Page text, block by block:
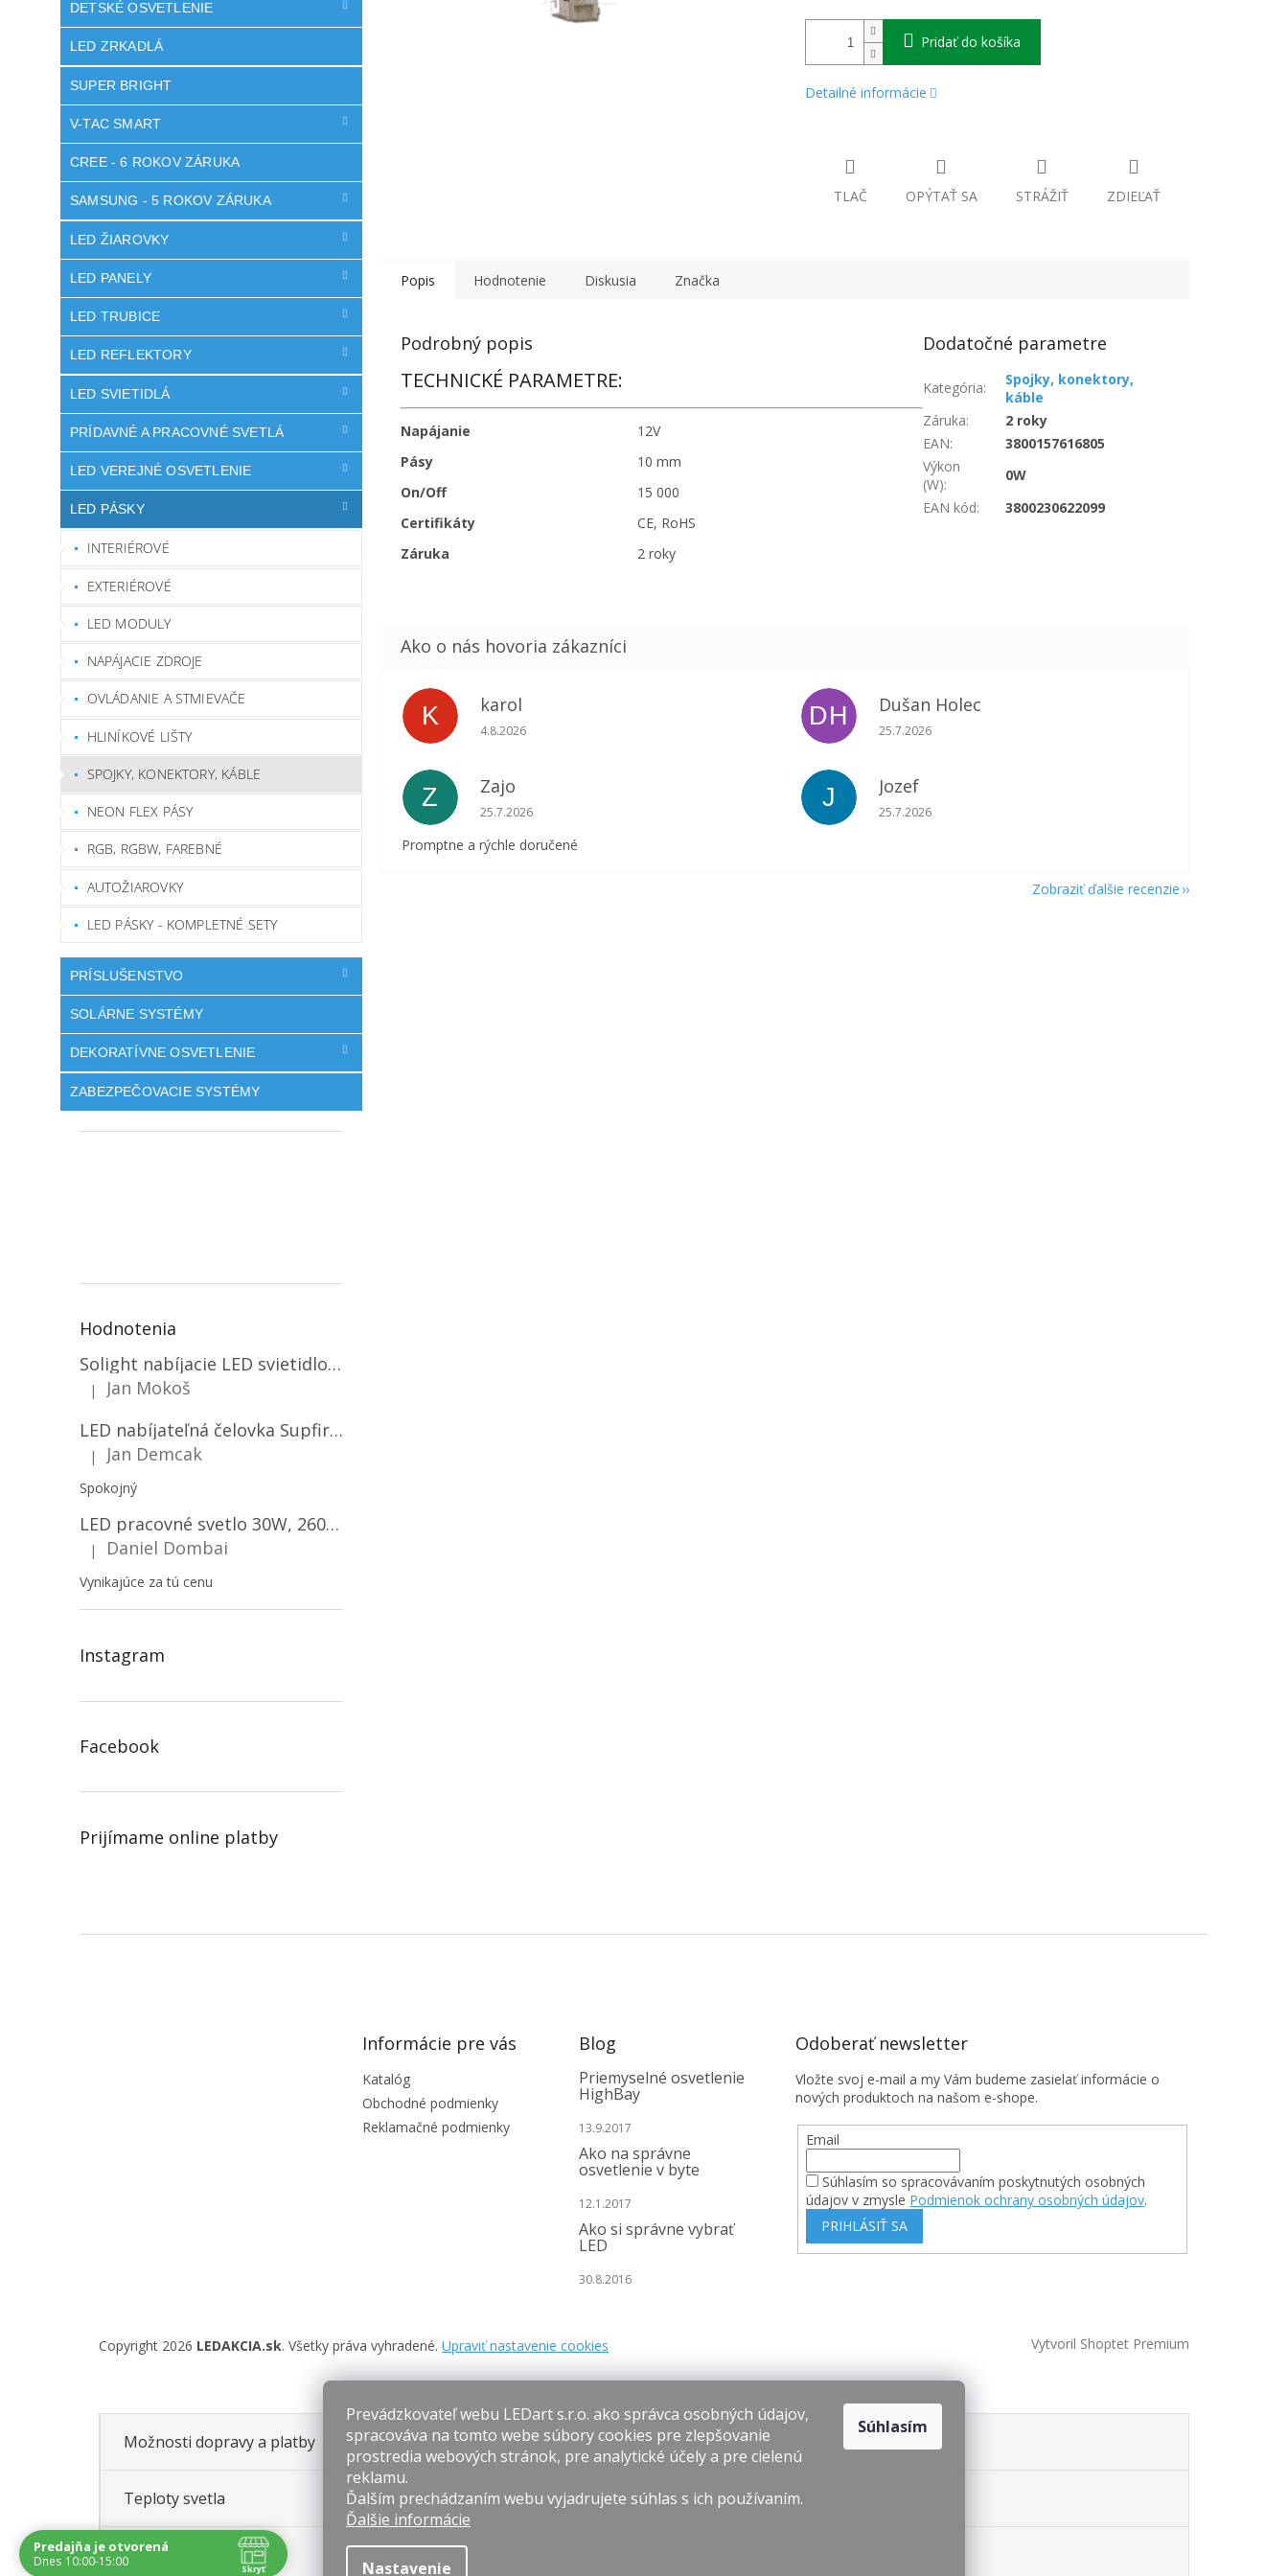
Prevádzkovateľ webu LEDart s.r.o. ako správca osobných údajov,
spracováva na tomto webe súbory cookies pre zlepšovanie
prostredia webových stránok, pre analytické účely a pre cielenú
reklamu.
Ďalším prechádzaním webu vyjadrujete súhlas s ich používaním.
Ďalšie informácie
Nastavenie
Súhlasím
DETSKÉ OSVETLENIE
LED ZRKADLÁ
SUPER BRIGHT
V-TAC SMART
CREE - 6 ROKOV ZÁRUKA
SAMSUNG - 5 ROKOV ZÁRUKA
LED ŽIAROVKY
LED PANELY
LED TRUBICE
LED REFLEKTORY
LED SVIETIDLÁ
PRÍDAVNÉ A PRACOVNÉ SVETLÁ
LED VEREJNÉ OSVETLENIE
LED PÁSKY
INTERIÉROVÉ
EXTERIÉROVÉ
LED MODULY
NAPÁJACIE ZDROJE
OVLÁDANIE A STMIEVAČE
HLINÍKOVÉ LIŠTY
SPOJKY, KONEKTORY, KÁBLE
NEON FLEX PÁSY
RGB, RGBW, FAREBNÉ
AUTOŽIAROVKY
LED PÁSKY - KOMPLETNÉ SETY
PRÍSLUŠENSTVO
SOLÁRNE SYSTÉMY
DEKORATÍVNE OSVETLENIE
ZABEZPEČOVACIE SYSTÉMY
Hodnotenia
Solight nabíjacie LED svietidlo, 600lm, 2200mAh Li-Ion, USB nabíjanie [WN22]
Hodnotenie produktu je 5 z 5 hviezdičiek.
|
Jan Mokoš
LED nabíjateľná čelovka Supfire HL06, 3 módy + SOS + senzor, nabíjanie cez Micro-USB, 5W, 500lm, 300m
Hodnotenie produktu je 5 z 5 hviezdičiek.
| Jan Demcak
Spokojný
LED pracovné svetlo 30W, 2600LM, 12V/24V, IP67/2-PACK! [LB0087]
Hodnotenie produktu je 5 z 5 hviezdičiek.
| Daniel Dombai
Vynikajúce za tú cenu
Instagram
Facebook
Prijímame online platby
Pridať do košíka
Detailné informácie
TLAČ OPÝTAŤ SA STRÁŽIŤ ZDIEĽAŤ
Popis Hodnotenie Diskusia Značka
Podrobný popis
TECHNICKÉ PARAMETRE:
Napájanie
12V
Pásy
10 mm
On/Off
15 000
Certifikáty
CE, RoHS
Záruka
2 roky
Dodatočné parametre
Kategória:
Spojky, konektory,
káble
Záruka:
2 roky
EAN:
3800157616805
Výkon
(W):
0W
EAN kód: 3800230622099
K karol
Hodnotenie obchodu je 5 z 5 hviezdičiek.
4.8.2026
DH Dušan Holec
Hodnotenie obchodu je 5 z 5 hviezdičiek.
25.7.2026
Z Zajo
Hodnotenie obchodu je 5 z 5 hviezdičiek.
25.7.2026
Promptne a rýchle doručené
J Jozef
Hodnotenie obchodu je 5 z 5 hviezdičiek.
25.7.2026
Zobraziť ďalšie recenzie
Informácie pre vás
Katalóg
Obchodné podmienky
Reklamačné podmienky
Blog
Priemyselné osvetlenie
HighBay
13.9.2017
Ako na správne
osvetlenie v byte
12.1.2017
Ako si správne vybrať
LED
30.8.2016
Odoberať newsletter
Vložte svoj e-mail a my Vám budeme zasielať informácie o
nových produktoch na našom e-shope.
Email
Súhlasím so spracovávaním poskytnutých osobných
údajov v zmysle Podmienok ochrany osobných údajov.
PRIHLÁSIŤ SA
Vytvoril Shoptet Premium
Copyright 2026 LEDAKCIA.sk. Všetky práva vyhradené. Upraviť nastavenie cookies
Možnosti dopravy a platby
Teploty svetla
Hodnotenie obchodu
Predajňa je otvorená
Dnes 10:00-15:00
Skryť